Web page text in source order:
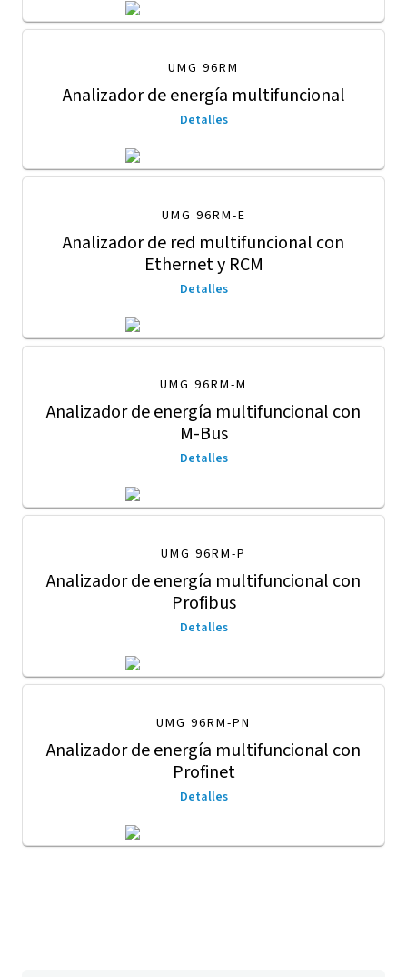
UMG 96RM
Analizador de energía multifuncional
Detalles
UMG 96RM-E
Analizador de red multifuncional con
Ethernet y RCM
Detalles
UMG 96RM-M
Analizador de energía multifuncional con
M-Bus
Detalles
UMG 96RM-P
Analizador de energía multifuncional con
Profibus
Detalles
UMG 96RM-PN
Analizador de energía multifuncional con
Profinet
Detalles